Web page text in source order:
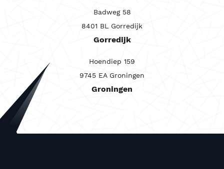
Badweg 58
8401 BL Gorredijk
Gorredijk
Hoendiep 159
9745 EA Groningen
Groningen